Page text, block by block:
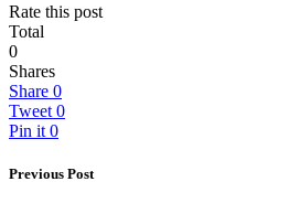
Rate this post
Total
0
Shares
Share 0
Tweet 0
Pin it 0
Previous Post